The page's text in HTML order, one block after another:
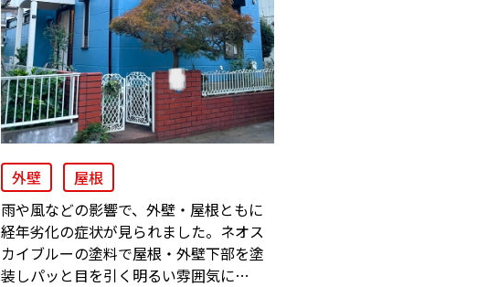
外壁
屋根
雨や風などの影響で、外壁・屋根ともに
経年劣化の症状が見られました。ネオス
カイブルーの塗料で屋根・外壁下部を塗
装しパッと目を引く明るい雰囲気に…